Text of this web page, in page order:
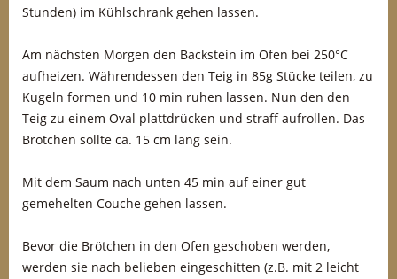
Stunden) im Kühlschrank gehen lassen.
Am nächsten Morgen den Backstein im Ofen bei 250°C
aufheizen. Währendessen den Teig in 85g Stücke teilen, zu
Kugeln formen und 10 min ruhen lassen. Nun den den
Teig zu einem Oval plattdrücken und straff aufrollen. Das
Brötchen sollte ca. 15 cm lang sein.
Mit dem Saum nach unten 45 min auf einer gut
gemehelten Couche gehen lassen.
Bevor die Brötchen in den Ofen geschoben werden,
werden sie nach belieben eingeschitten (z.B. mit 2 leicht